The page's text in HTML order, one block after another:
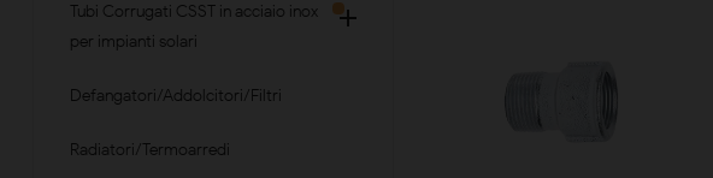
Tubi Corrugati CSST in acciaio inox
per impianti solari

Defangatori/Addolcitori/Filtri
Radiatori/Termoarredi